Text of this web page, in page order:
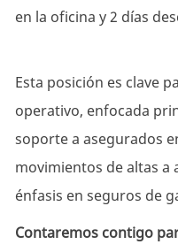
en la oficina y 2 días
Esta posición es clave
operativo, enfocada
soporte a asegurados
movimientos de altas a
énfasis en seguros de
Contaremos contigo